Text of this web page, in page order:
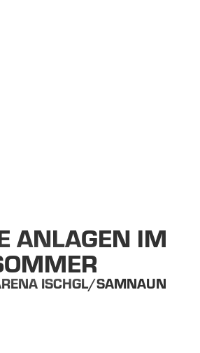
ANLAGEN IM
ISCHGL/SAMNAUN